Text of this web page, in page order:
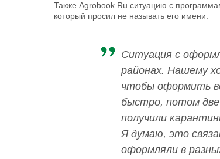
Также Agrobook.Ru ситуацию с
который просил не называть его имени:
Ситуация с
районах. Нашему
чтобы оформить
быстро, потом
получили
Я думаю, это
оформляли в